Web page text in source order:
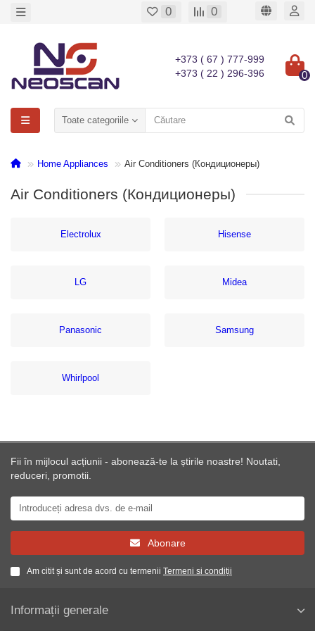
0 0
+373 ( 67 ) 777-999
+373 ( 22 ) 296-396
0
Toate categoriile
Home Appliances Air Conditioners (Кондиционеры)
Air Conditioners (Кондиционеры)
Electrolux Hisense
LG Midea
Panasonic Samsung
Whirlpool
Fii în mijlocul acțiunii - abonează-te la știrile noastre! Noutati,
reduceri, promotii.
Abonare
Am citit și sunt de acord cu termenii Termeni si condiții
Informații generale